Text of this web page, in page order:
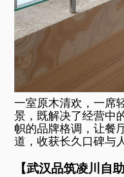
一室原木清欢，一席
景，既解决了经营中
帜的品牌格调，让餐
道，收获长久口碑与
【武汉品筑凌川自